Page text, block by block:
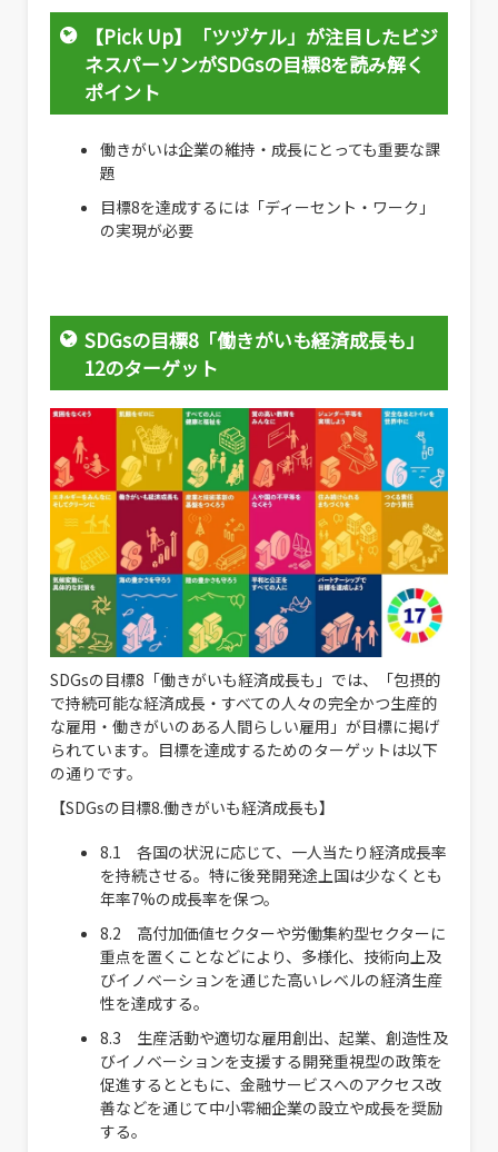
【Pick Up】「ツヅケル」が注目したビジ
ネスパーソンがSDGsの目標8を読み解く
ポイント
働きがいは企業の維持・成長にとっても重要な課
題
目標8を達成するには「ディーセント・ワーク」
の実現が必要
SDGsの目標8「働きがいも経済成長も」
12のターゲット
SDGsの目標8「働きがいも経済成長も」では、「包摂的
で持続可能な経済成長・すべての人々の完全かつ生産的
な雇用・働きがいのある人間らしい雇用」が目標に掲げ
られています。目標を達成するためのターゲットは以下
の通りです。
【SDGsの目標8.働きがいも経済成長も】
8.1 各国の状況に応じて、一人当たり経済成長率
を持続させる。特に後発開発途上国は少なくとも
年率7%の成長率を保つ。
8.2 高付加価値セクターや労働集約型セクターに
重点を置くことなどにより、多様化、技術向上及
びイノベーションを通じた高いレベルの経済生産
性を達成する。
8.3 生産活動や適切な雇用創出、起業、創造性及
びイノベーションを支援する開発重視型の政策を
促進するとともに、金融サービスへのアクセス改
善などを通じて中小零細企業の設立や成長を奨励
する。